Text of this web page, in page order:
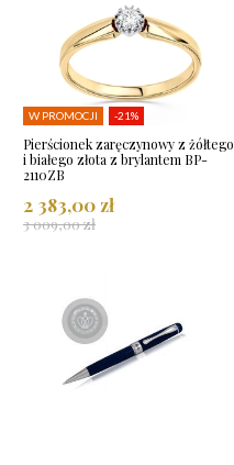
W PROMOCJI -21%
Pierścionek zaręczynowy z żółtego
i białego złota z brylantem BP-
2110ZB
2 383,00 zł
3 009,00 zł